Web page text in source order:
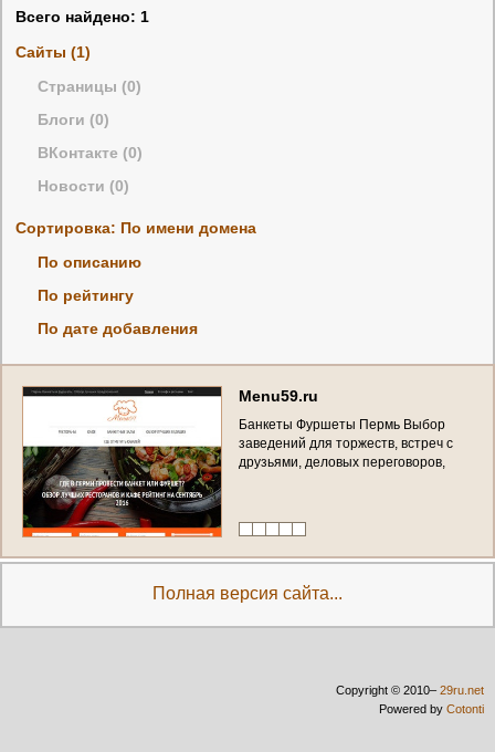
Всего найдено: 1
Сайты (1)
Страницы (0)
Блоги (0)
ВКонтакте (0)
Новости (0)
Сортировка: По имени домена
По описанию
По рейтингу
По дате добавления
Menu59.ru
Банкеты Фуршеты Пермь Выбор
заведений для торжеств, встреч с
друзьями деловых переговоров,
Полная версия сайта...
Copyright © 2010– 29ru.net
Powered by Cotonti